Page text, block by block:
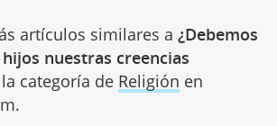
artículos similares a ¿Debemos
nuestras creencias
categoría de Religión en